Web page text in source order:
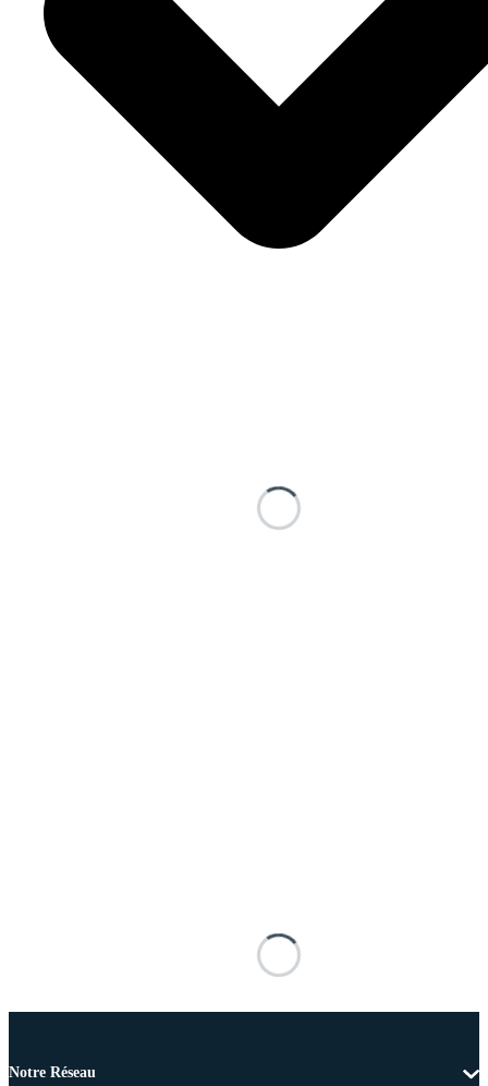
Notre Réseau